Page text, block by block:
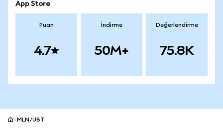
App Store
Puan
4.7
İndirme
50M+
Değerlendirme
75.8K
MLN/UBT